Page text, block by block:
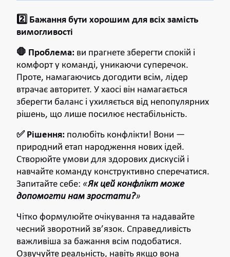
2️⃣ Бажання бути хорошим для всіх замість
вимогливості
🛑 Проблема: ви прагнете зберегти спокій і
комфорт у команді, уникаючи суперечок.
Проте, намагаючись догодити всім, лідер
втрачає авторитет. У хаосі він намагається
зберегти баланс і ухиляється від непопулярних
рішень, що лише посилює нестабільність.
✅ Рішення: полюбіть конфлікти! Вони —
природний етап народження нових ідей.
Створюйте умови для здорових дискусій і
навчайте команду конструктивно сперечатися.
Запитайте себе: «Як цей конфлікт може
допомогти нам зростати?»
Чітко формулюйте очікування та надавайте
чесний зворотний зв’язок. Справедливість
важливіша за бажання всім подобатися.
Озвучуйте реальність, навіть якщо вона